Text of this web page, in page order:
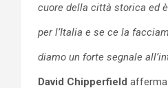
cuore della città storica ed
per l’Italia e se ce la
diamo un forte segnale
David Chipperfield afferma: